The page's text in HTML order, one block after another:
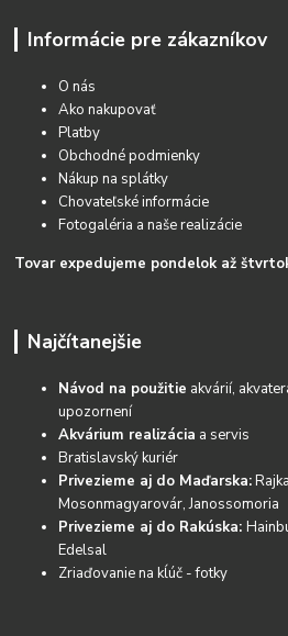
Informácie pre zákazníkov
O nás
Ako nakupovať
Platby
Obchodné podmienky
Nákup na splátky
Chovateľské informácie
Fotogaléria a naše realizácie
Tovar expedujeme pondelok až
Najčítanejšie
Návod na použitie akvárií,
upozornení
Akvárium realizácia a servis
Bratislavský kuriér
Privezieme aj do Maďarska:
Mosonmagyarovár, Janossomoria
Privezieme aj do Rakúska:
Edelsal
Zriaďovanie na kĺúč - fotky